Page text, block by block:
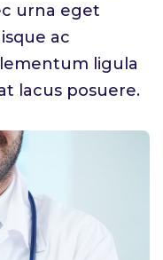
urna eget
ac
ligula
lacus posuere.